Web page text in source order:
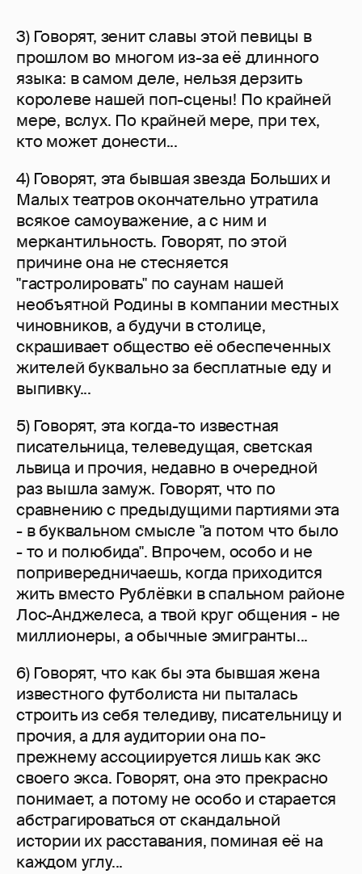
3) Говорят, зенит славы этой певицы в
прошлом во многом из-за её длинного
языка: в самом деле, нельзя дерзить
королеве нашей поп-сцены! По крайней
мере, вслух. По крайней мере, при тех,
кто может донести...
4) Говорят, эта бывшая звезда Больших и
Малых театров окончательно утратила
всякое самоуважение, а с ним и
меркантильность. Говорят, по этой
причине она не стесняется
"гастролировать" по саунам нашей
необъятной Родины в компании местных
чиновников, а будучи в столице,
скрашивает общество её обеспеченных
жителей буквально за бесплатные еду и
выпивку...
5) Говорят, эта когда-то известная
писательница, телеведущая, светская
львица и прочия, недавно в очередной
раз вышла замуж. Говорят, что по
сравнению с предыдущими партиями эта
- в буквальном смысле "а потом что было
- то и полюбида". Впрочем, особо и не
попривередничаешь, когда приходится
жить вместо Рублёвки в спальном районе
Лос-Анджелеса, а твой круг общения - не
миллионеры, а обычные эмигранты...
6) Говорят, что как бы эта бывшая жена
известного футболиста ни пыталась
строить из себя теледиву, писательницу и
прочия, а для аудитории она по-
прежнему ассоциируется лишь как экс
своего экса. Говорят, она это прекрасно
понимает, а потому не особо и старается
абстрагироваться от скандальной
истории их расставания, поминая её на
каждом углу...